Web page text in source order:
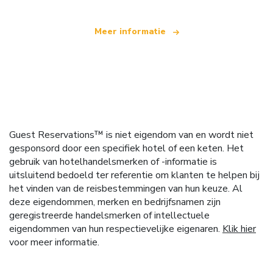
Meer informatie
Guest Reservations™ is niet eigendom van en wordt niet
gesponsord door een specifiek hotel of een keten. Het
gebruik van hotelhandelsmerken of -informatie is
uitsluitend bedoeld ter referentie om klanten te helpen bij
het vinden van de reisbestemmingen van hun keuze. Al
deze eigendommen, merken en bedrijfsnamen zijn
geregistreerde handelsmerken of intellectuele
eigendommen van hun respectievelijke eigenaren. Klik hier
voor meer informatie.